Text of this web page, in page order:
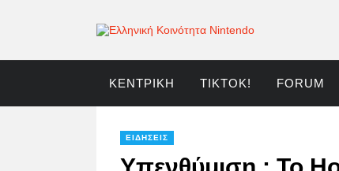
ΚΕΝΤΡΙΚΉ TIKTOK! FORUM
ΕΙΔΉΣΕΙΣ